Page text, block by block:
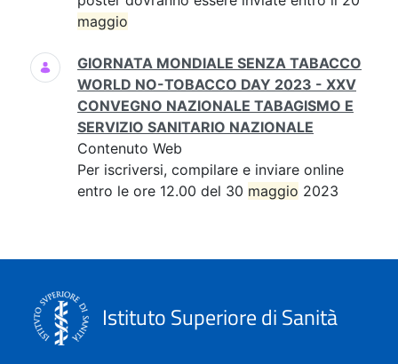
maggio
GIORNATA MONDIALE SENZA TABACCO
WORLD NO-TOBACCO DAY 2023 - XXV
CONVEGNO NAZIONALE TABAGISMO E
SERVIZIO SANITARIO NAZIONALE
Contenuto Web
Per iscriversi, compilare e inviare online
entro le ore 12.00 del 30 maggio 2023
Istituto Superiore di Sanità